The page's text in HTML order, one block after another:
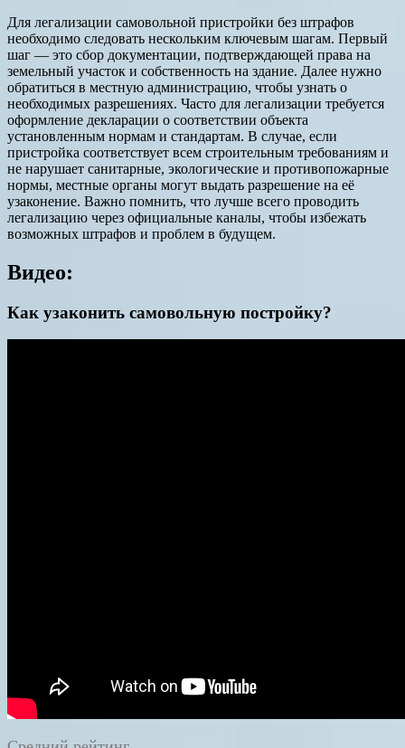
Для легализации самовольной пристройки без штрафов
необходимо следовать нескольким ключевым шагам. Первый
шаг — это сбор документации, подтверждающей права на
земельный участок и собственность на здание. Далее нужно
обратиться в местную администрацию, чтобы узнать о
необходимых разрешениях. Часто для легализации требуется
оформление декларации о соответствии объекта
установленным нормам и стандартам. В случае, если
пристройка соответствует всем строительным требованиям и
не нарушает санитарные, экологические и противопожарные
нормы, местные органы могут выдать разрешение на её
узаконение. Важно помнить, что лучше всего проводить
легализацию через официальные каналы, чтобы избежать
возможных штрафов и проблем в будущем.
Видео:
Как узаконить самовольную постройку?